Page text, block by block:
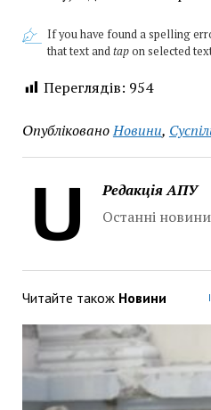
If you have found a spelling
that text andtapon selected
Переглядів: 954
ОпублікованоНовини,
Редакція АПУ
Останні новини
Читайте також Новини